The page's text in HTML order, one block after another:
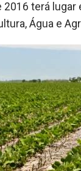
terá lugar
Água e